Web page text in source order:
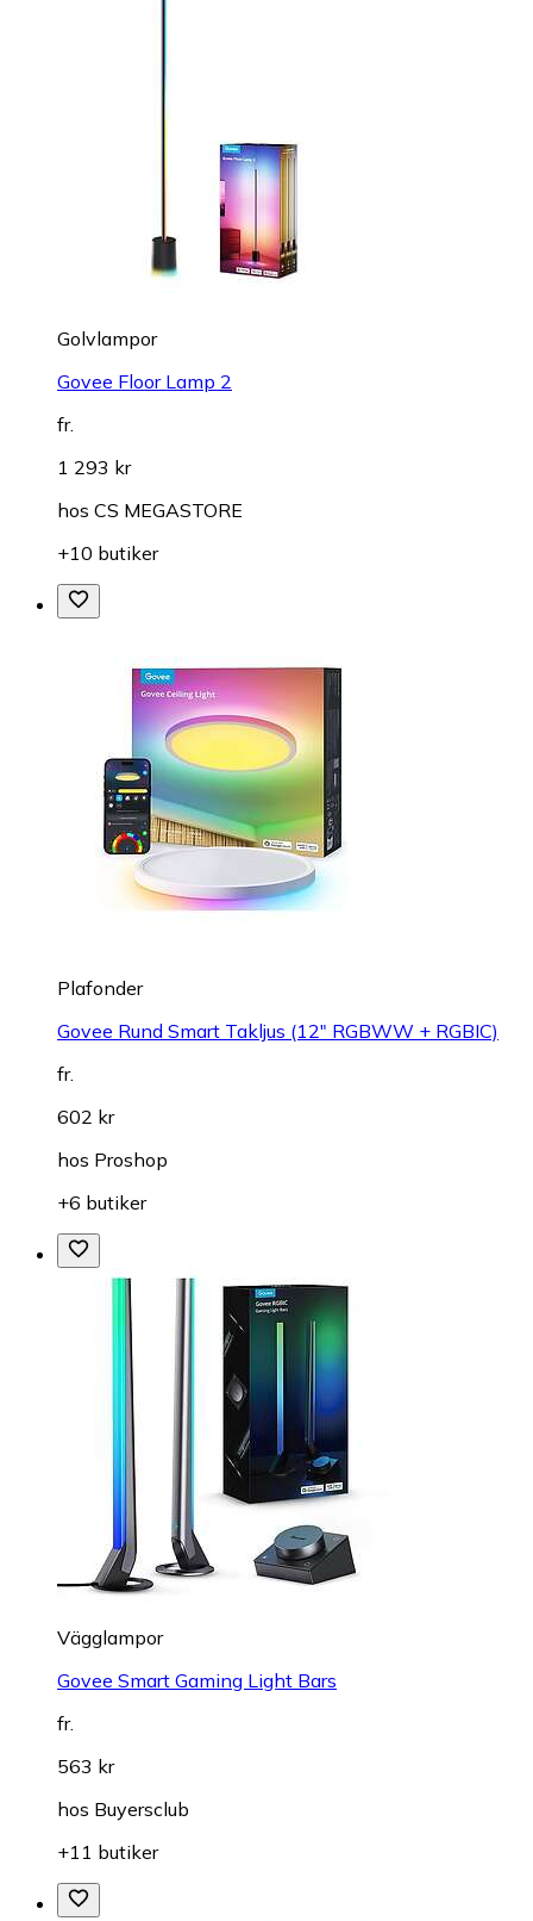
Golvlampor
Govee Floor Lamp 2
fr.
1 293 kr
hos CS MEGASTORE
+10 butiker
Plafonder
Govee Rund Smart Takljus (12" RGBWW + RGBIC)
fr.
602 kr
hos Proshop
+6 butiker
Vägglampor
Govee Smart Gaming Light Bars
fr.
563 kr
hos Buyersclub
+11 butiker